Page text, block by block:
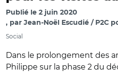
Publié le 2 juin 2020
par Jean-Noël Escudié / P2C
Social
Dans le prolongement des
Philippe sur la phase 2 du